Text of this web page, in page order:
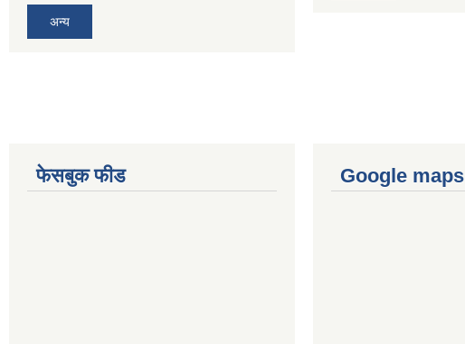
अन्य
फेसबुक फीड Google maps